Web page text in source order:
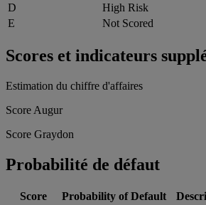
D
High Risk
E
Not Scored
Scores et indicateurs
Estimation du chiffre d'affaires
Score Augur
Score Graydon
Probabilité de défaut
Score Probability of Default